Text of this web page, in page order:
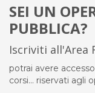
SEI UN
PUBBLICA?
Iscriviti all'Area
potrai avere
corsi... riservati agli